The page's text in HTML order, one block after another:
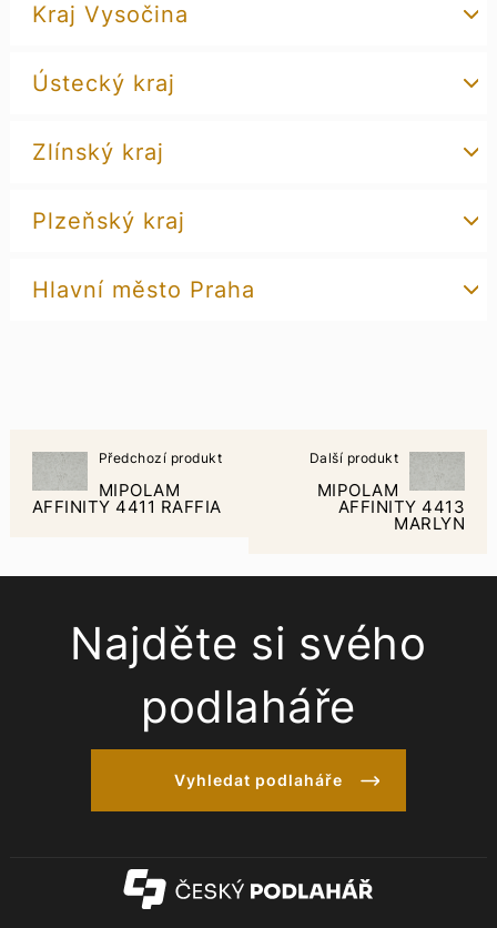
Kraj Vysočina
Ústecký kraj
Zlínský kraj
Plzeňský kraj
Hlavní město Praha
Předchozí produkt
MIPOLAM
AFFINITY 4411 RAFFIA
Další produkt
MIPOLAM
AFFINITY 4413
MARLYN
Najděte si svého
podlaháře
Vyhledat podlaháře